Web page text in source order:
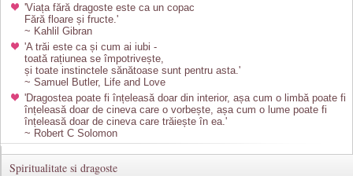
'Viața fără dragoste este ca un copac
Fără floare și fructe.'
~ Kahlil Gibran
'A trăi este ca și cum ai iubi -
toată rațiunea se împotrivește,
și toate instinctele sănătoase sunt pentru asta.'
~ Samuel Butler, Life and Love
'Dragostea poate fi înțeleasă doar din interior, așa cum o limbă poate fi
înțeleasă doar de cineva care o vorbește, așa cum o lume poate fi
înțeleasă doar de cineva care trăiește în ea.'
~ Robert C Solomon
Spiritualitate si dragoste